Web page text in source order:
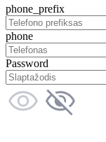
phone_prefix
phone
Password